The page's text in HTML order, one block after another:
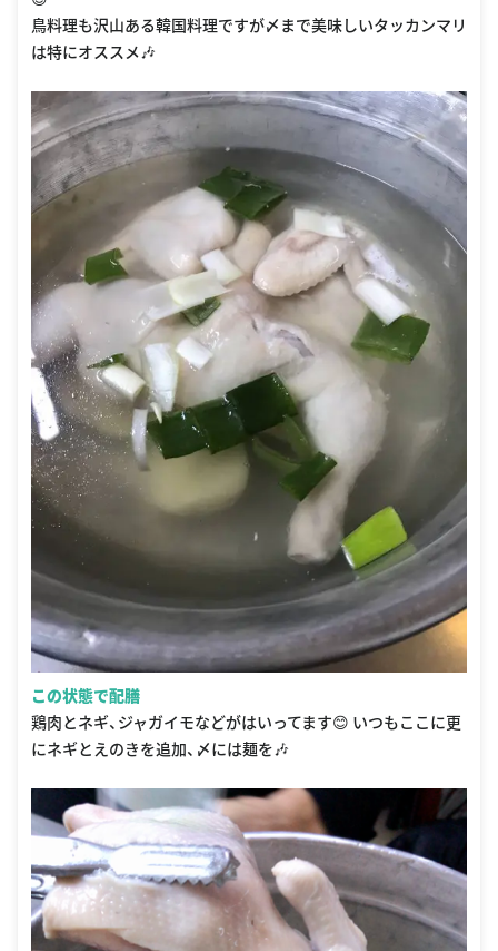
鳥料理も沢山ある韓国料理ですが〆まで美味しいタッカンマリ
は特にオススメ🎶
この状態で配膳
鶏肉とネギ、ジャガイモなどがはいってます😊 いつもここに更
にネギとえのきを追加、〆には麺を🎶